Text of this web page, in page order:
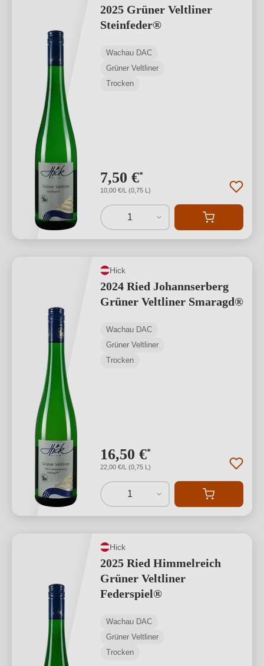
2025 Grüner Veltliner
Steinfeder®
Wachau DAC
Grüner Veltliner
Trocken
7,50 €*
10,00 €/L (0,75 L)
1
Hick
2024 Ried Johannserberg
Grüner Veltliner Smaragd®
Wachau DAC
Grüner Veltliner
Trocken
16,50 €*
22,00 €/L (0,75 L)
1
Hick
2025 Ried Himmelreich
Grüner Veltliner
Federspiel®
Wachau DAC
Grüner Veltliner
Trocken